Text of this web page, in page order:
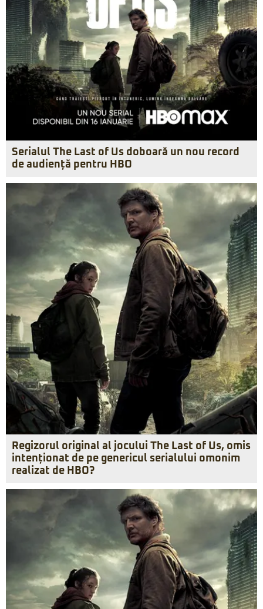
Serialul The Last of Us doboară un nou record
de audiență pentru HBO
Regizorul original al jocului The Last of Us, omis
intenționat de pe genericul serialului omonim
realizat de HBO?